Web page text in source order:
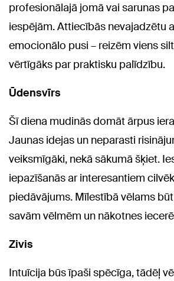
profesionālajā jomā vai sarunas
iespējām. Attiecībās nevajadzētu
emocionālo pusi – reizēm viens
vērtīgāks par praktisku palīdzību.
Ūdensvīrs
Šī diena mudinās domāt ārpus
Jaunas idejas un neparasti
veiksmīgāki, nekā sākumā šķiet.
iepazīšanās ar interesantiem
piedāvājums. Mīlestībā vēlams
savām vēlmēm un nākotnes
Zivis
Intuīcija būs īpaši spēcīga, tādēļ